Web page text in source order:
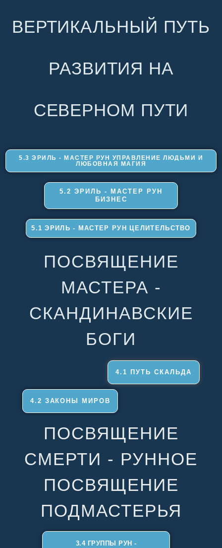
ВЕРТИКАЛЬНЫЙ ПУТЬ
РАЗВИТИЯ НА
СЕВЕРНОМ ПУТИ
5.1 ЭРИЛЬ - МАСТЕР РУН ЦЕЛИТЕЛЬСТВО
5.2 ЭРИЛЬ - МАСТЕР РУН
БИЗНЕС
5.3 ЭРИЛЬ - МАСТЕР РУН УПРАВЛЕНИЕ ЛЮДЬМИ И
ЛЮБОВНАЯ МАГИЯ
ПОСВЯЩЕНИЕ
МАСТЕРА -
СКАНДИНАВСКИЕ
БОГИ
4.1 ПУТЬ СКАЛЬДА
4.2 ЗАКОНЫ МИРОВ
ПОСВЯЩЕНИЕ
СМЕРТИ - РУННОЕ
ПОСВЯЩЕНИЕ
ПОДМАСТЕРЬЯ
3.4 ГРУППЫ РУН -